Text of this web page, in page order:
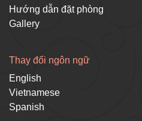
Hướng dẫn đặt phòng
Gallery
Thay đổi ngôn ngữ
English
Vietnamese
Spanish